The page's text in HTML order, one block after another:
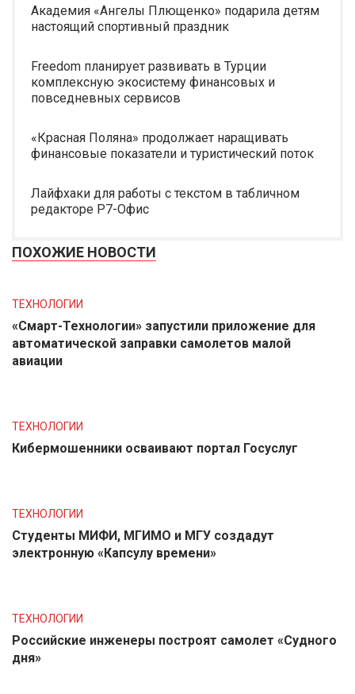
Академия «Ангелы Плющенко» подарила детям
настоящий спортивный праздник
Freedom планирует развивать в Турции
комплексную экосистему финансовых и
повседневных сервисов
«Красная Поляна» продолжает наращивать
финансовые показатели и туристический поток
Лайфхаки для работы с текстом в табличном
редакторе Р7-Офис
ПОХОЖИЕ НОВОСТИ
ТЕХНОЛОГИИ
«Смарт-Технологии» запустили приложение для
автоматической заправки самолетов малой
авиации
ТЕХНОЛОГИИ
Кибермошенники осваивают портал Госуслуг
ТЕХНОЛОГИИ
Студенты МИФИ, МГИМО и МГУ создадут
электронную «Капсулу времени»
ТЕХНОЛОГИИ
Российские инженеры построят самолет «Судного
дня»